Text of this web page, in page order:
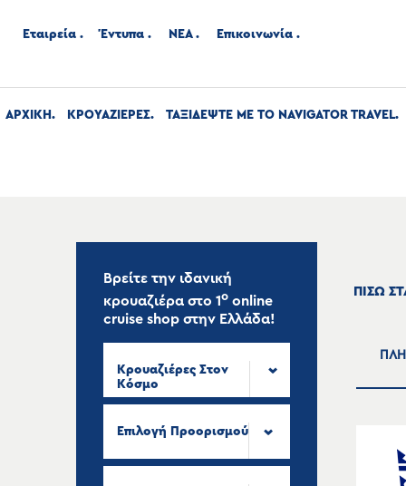
Εταιρεία Έντυπα ΝΕΑ Επικοινωνία
ΑΡΧΙΚΉ ΚΡΟΥΑΖΙΕΡΕΣ ΤΑΞΙΔΕΨΤΕ ΜΕ ΤΟ NAVIGATOR TRAVEL
Βρείτε την ιδανική
κρουαζιέρα στο 1ο online
cruise shop στην Ελλάδα!
Κρουαζιέρες Στον
Κόσμο
Επιλογή Προορισμού
ΠΙΣΩ